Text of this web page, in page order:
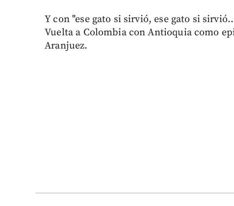
Y con "ese gato si sirvió, ese gato si
Vuelta a Colombia con Antioquia como
Aranjuez.